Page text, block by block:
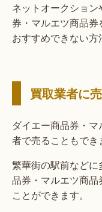
ネットオークショ
券・マルエツ商品
おすすめできない方
買取業者に
ダイエー商品券・
者で売ることもでき
繁華街の駅前など
品券・マルエツ商
ことができます。